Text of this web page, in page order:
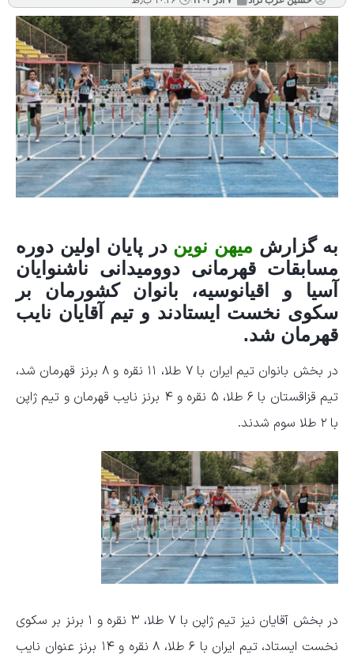
به گزارش میهن نوین در پایان اولین دوره
مسابقات قهرمانی دوومیدانی ناشنوایان
آسیا و اقیانوسیه، بانوان کشورمان بر
سکوی نخست ایستادند و تیم آقایان نایب
قهرمان شد.
در بخش بانوان تیم ایران با ۷ طلا، ۱۱ نقره و ۸ برنز قهرمان شد،
تیم قزاقستان با ۶ طلا، ۵ نقره و ۴ برنز نایب قهرمان و تیم ژاپن
با ۲ طلا سوم شدند.
در بخش آقایان نیز تیم ژاپن با ۷ طلا، ۳ نقره و ۱ برنز بر سکوی
نخست ایستاد، تیم ایران با ۶ طلا، ۸ نقره و ۱۴ برنز عنوان نایب